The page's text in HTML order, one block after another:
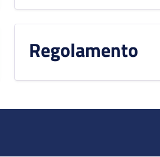
Regolamento